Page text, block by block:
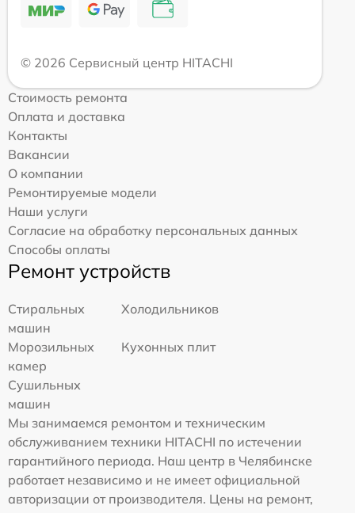
© 2026 Сервисный центр HITACHI
Стоимость ремонта
Оплата и доставка
Контакты
Вакансии
О компании
Ремонтируемые модели
Наши услуги
Согласие на обработку персональных данных
Способы оплаты
Ремонт устройств
Стиральных
машин
Холодильников
Морозильных
камер
Кухонных плит
Сушильных
машин
Мы занимаемся ремонтом и техническим
обслуживанием техники HITACHI по истечении
гарантийного периода. Наш центр в Челябинске
работает независимо и не имеет официальной
авторизации от производителя. Цены на ремонт,